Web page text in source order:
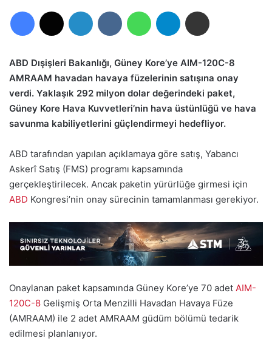
ABD Dışişleri Bakanlığı, Güney Kore’ye AIM-120C-8
AMRAAM havadan havaya füzelerinin satışına onay
verdi. Yaklaşık 292 milyon dolar değerindeki paket,
Güney Kore Hava Kuvvetleri’nin hava üstünlüğü ve hava
savunma kabiliyetlerini güçlendirmeyi hedefliyor.
ABD tarafından yapılan açıklamaya göre satış, Yabancı
Askerî Satış (FMS) programı kapsamında
gerçekleştirilecek. Ancak paketin yürürlüğe girmesi için
ABD Kongresi’nin onay sürecinin tamamlanması gerekiyor.
Onaylanan paket kapsamında Güney Kore’ye 70 adet AIM-
120C-8 Gelişmiş Orta Menzilli Havadan Havaya Füze
(AMRAAM) ile 2 adet AMRAAM güdüm bölümü tedarik
edilmesi planlanıyor.